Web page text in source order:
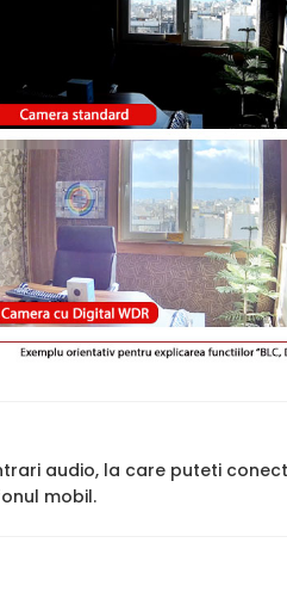
audio, la care puteti
mobil.